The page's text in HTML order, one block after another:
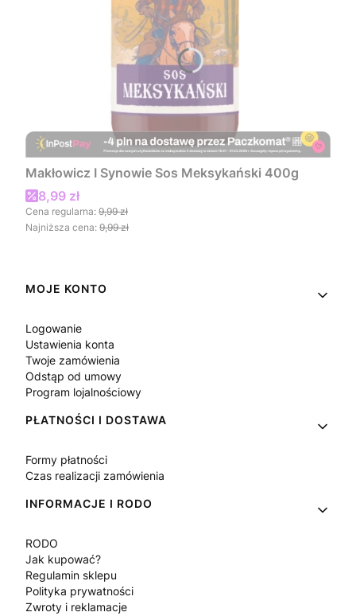
Makłowicz I Synowie Sos Meksykański 400g
Cena promocyjna
8,99 zł
Cena regularna: 9,99 zł
Najniższa cena: 9,99 zł
Linki w stopce
MOJE KONTO
Logowanie
Ustawienia konta
Twoje zamówienia
Odstąp od umowy
Program lojalnościowy
PŁATNOŚCI I DOSTAWA
Formy płatności
Czas realizacji zamówienia
INFORMACJE I RODO
RODO
Jak kupować?
Regulamin sklepu
Polityka prywatności
Zwroty i reklamacje